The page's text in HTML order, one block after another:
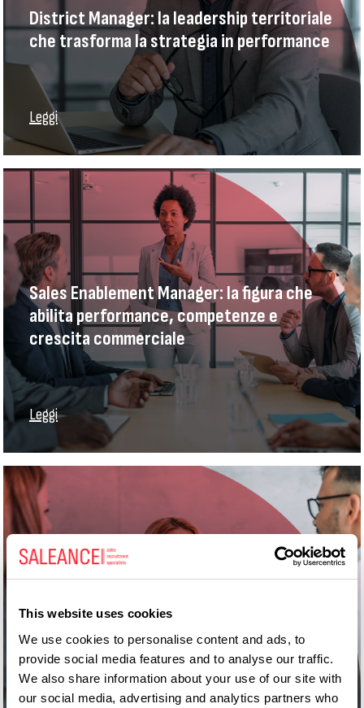
This website uses cookies
We use cookies to personalise content and ads, to
provide social media features and to analyse our traffic.
We also share information about your use of our site with
our social media, advertising and analytics partners who
District Manager: la leadership territoriale
che trasforma la strategia in performance
Leggi
Sales Enablement Manager: la figura che
abilita performance, competenze e
crescita commerciale
Leggi
la complessità tecnica in valore
commerciale